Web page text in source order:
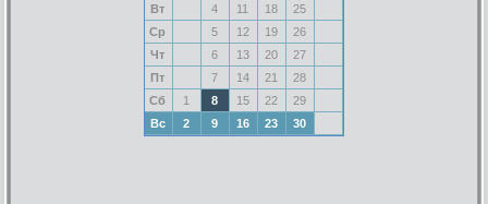
Вт
4 11 18
25
Ср
5 12 19
26
Чт
6 13 20
27
Пт
7 14 21
28
Сб
1 8 15 22
29
Вс
2 9 16 23 30